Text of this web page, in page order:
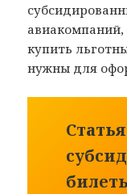
купить
нужны для